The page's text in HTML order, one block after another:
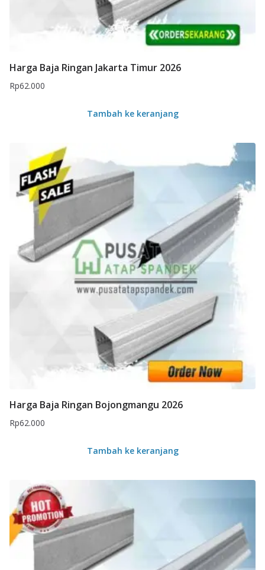
Harga Baja Ringan Jakarta Timur 2026
Rp62.000
Tambah ke keranjang
Harga Baja Ringan Bojongmangu 2026
Rp62.000
Tambah ke keranjang